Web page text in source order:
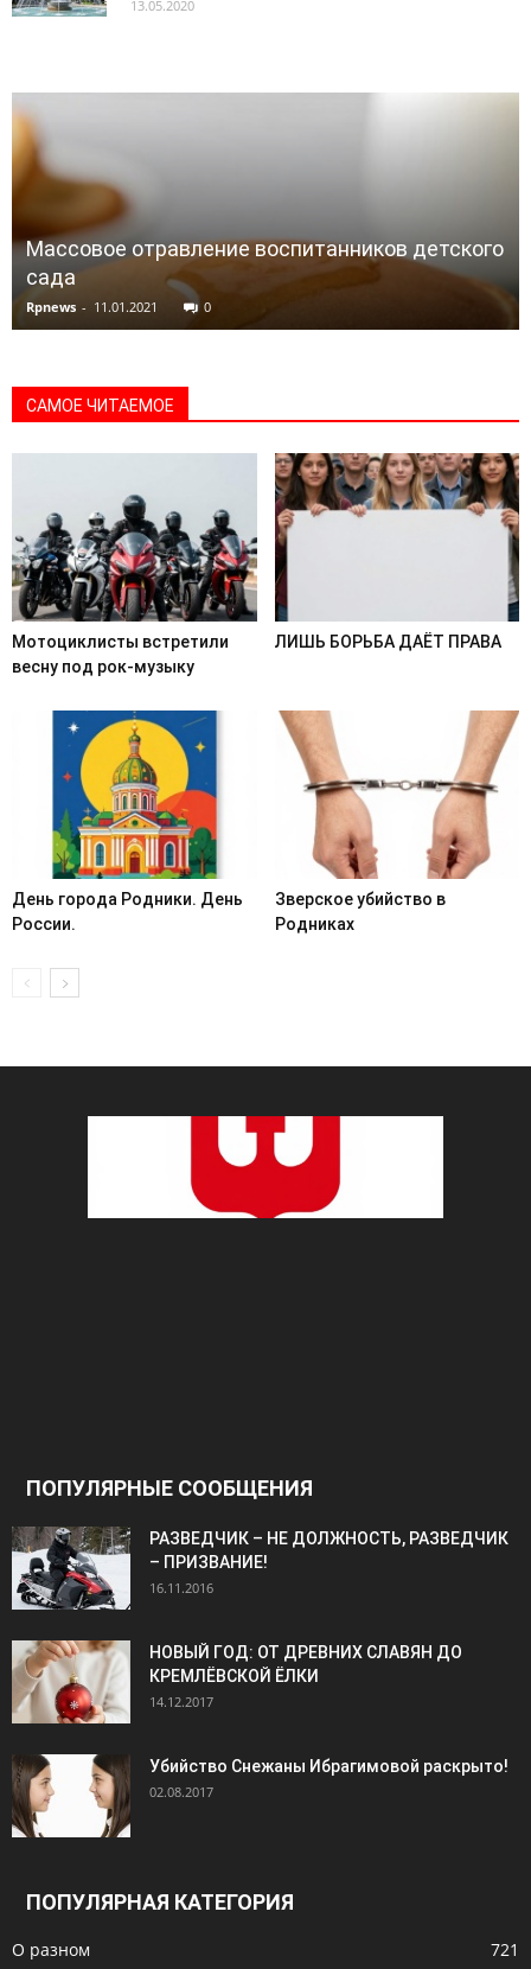
13.05.2020
Массовое отравление воспитанников детского
сада
Rpnews - 11.01.2021 0
САМОЕ ЧИТАЕМОЕ
Мотоциклисты встретили
весну под рок-музыку
ЛИШЬ БОРЬБА ДАЁТ ПРАВА
День города Родники. День
России.
Зверское убийство в
Родниках
ПОПУЛЯРНЫЕ СООБЩЕНИЯ
РАЗВЕДЧИК – НЕ ДОЛЖНОСТЬ, РАЗВЕДЧИК
– ПРИЗВАНИЕ!
16.11.2016
НОВЫЙ ГОД: ОТ ДРЕВНИХ СЛАВЯН ДО
КРЕМЛЁВСКОЙ ЁЛКИ
14.12.2017
Убийство Снежаны Ибрагимовой раскрыто!
02.08.2017
ПОПУЛЯРНАЯ КАТЕГОРИЯ
О разном 721